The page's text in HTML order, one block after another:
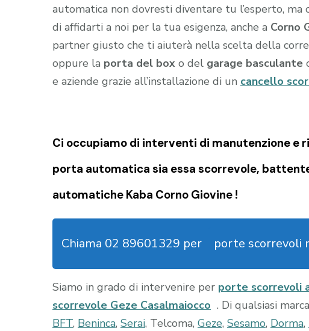
automatica non dovresti diventare tu l’esperto, ma
di affidarti a noi per la tua esigenza, anche a Corno
partner giusto che ti aiuterà nella scelta della
oppure la porta del box o del garage basculante
e aziende grazie all’installazione di un cancello
Ci occupiamo di interventi di manutenzione e
porta automatica sia essa scorrevole,
automatiche Kaba Corno Giovine !
Chiama 02 89601329 per porte scorrevoli
Siamo in grado di intervenire per porte scorrevoli
scorrevole Geze Casalmaiocco . Di qualsiasi
BFT, Beninca, Serai, Telcoma, Geze, Sesamo, Dorma,